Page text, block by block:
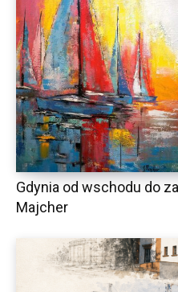
Gdynia od wschodu do
Majcher